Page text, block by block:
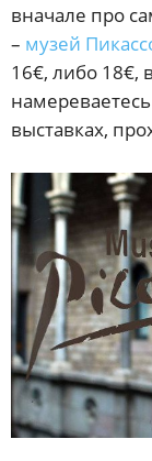
вначале про
– музей
16€, либо 18€,
выставках,